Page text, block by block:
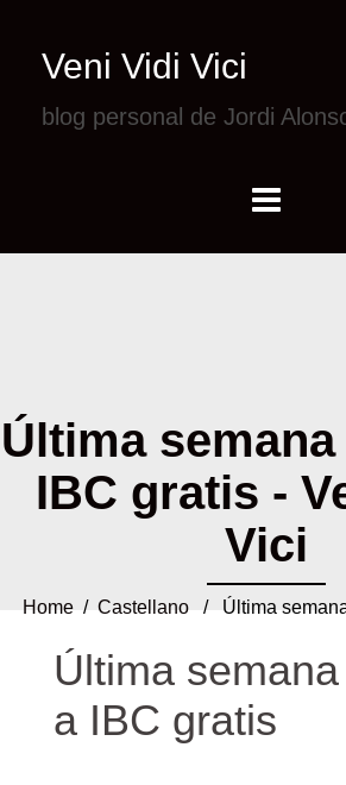
Veni Vidi Vici
blog personal de Jordi
Última
IBC gratis -
Vici
Home/ Castellano/ Última semana
Última
a IBC gratis